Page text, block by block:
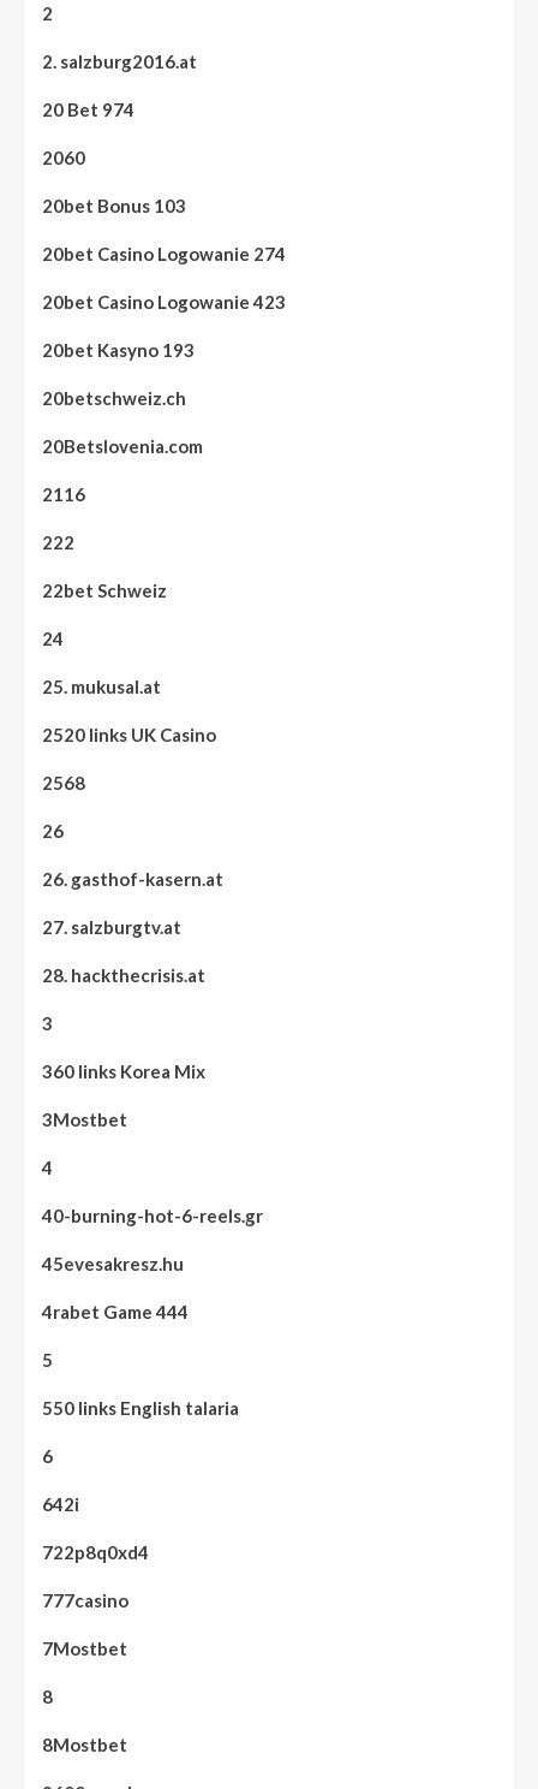
2
2. salzburg2016.at
20 Bet 974
2060
20bet Bonus 103
20bet Casino Logowanie 274
20bet Casino Logowanie 423
20bet Kasyno 193
20betschweiz.ch
20Betslovenia.com
2116
222
22bet Schweiz
24
25. mukusal.at
2520 links UK Casino
2568
26
26. gasthof-kasern.at
27. salzburgtv.at
28. hackthecrisis.at
3
360 links Korea Mix
3Mostbet
4
40-burning-hot-6-reels.gr
45evesakresz.hu
4rabet Game 444
5
550 links English talaria
6
642i
722p8q0xd4
777casino
7Mostbet
8
8Mostbet